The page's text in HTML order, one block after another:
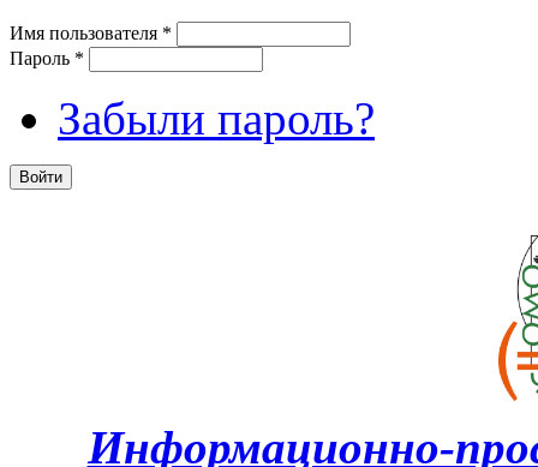
Имя пользователя *
Пароль *
Забыли пароль?
Информационно-